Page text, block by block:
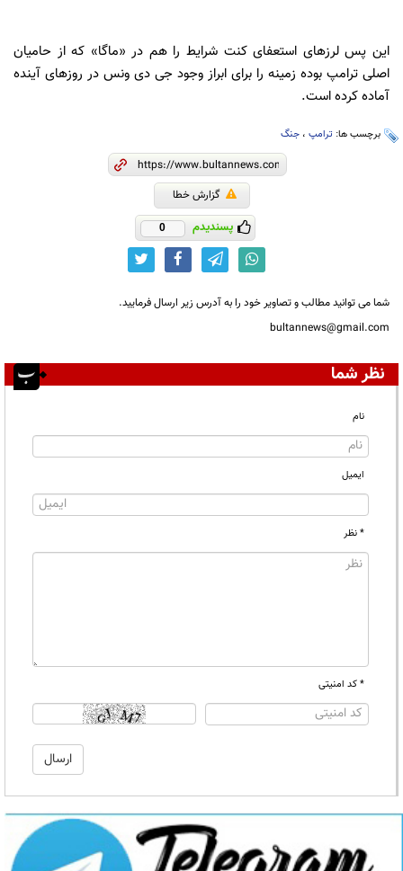
این پس لرزهای استعفای کنت شرایط را هم در «ماگا» که از حامیان
اصلی ترامپ بوده زمینه را برای ابراز وجود جی دی ونس در روزهای آینده
آماده کرده است.
برچسب ها: ترامپ ، جنگ
گزارش خطا
پسندیدم 0
شما می توانید مطالب و تصاویر خود را به آدرس زیر ارسال فرمایید.
bultannews@gmail.com
نظر شما
نام
ایمیل
* نظر
* کد امنیتی